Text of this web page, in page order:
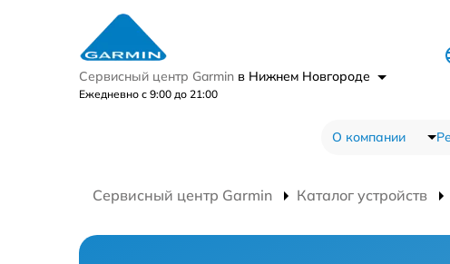
Сервисный центр Garmin в Нижнем Новгороде
Ежедневно с 9:00 до 21:00
О компании
Сервисный центр Garmin Каталог устройств